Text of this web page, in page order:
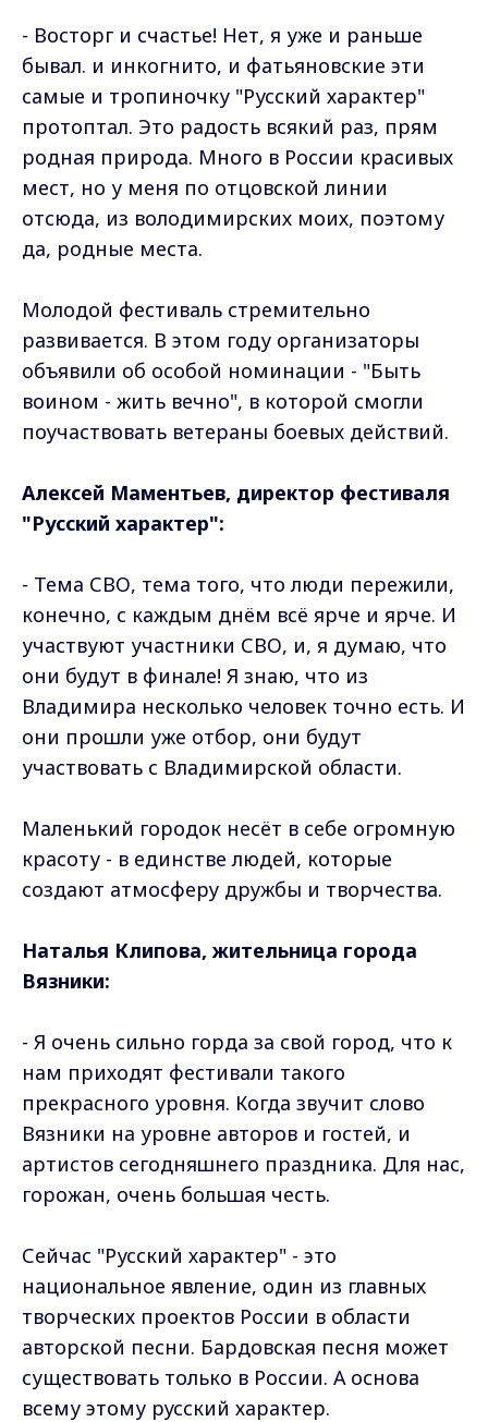
- Восторг и счастье! Нет, я уже и раньше
бывал. и инкогнито, и фатьяновские эти
самые и тропиночку "Русский характер"
протоптал. Это радость всякий раз, прям
родная природа. Много в России красивых
мест, но у меня по отцовской линии
отсюда, из володимирских моих, поэтому
да, родные места.
Молодой фестиваль стремительно
развивается. В этом году организаторы
объявили об особой номинации - "Быть
воином - жить вечно", в которой смогли
поучаствовать ветераны боевых действий.
Алексей Маментьев, директор фестиваля
"Русский характер":
- Тема СВО, тема того, что люди пережили,
конечно, с каждым днём всё ярче и ярче. И
участвуют участники СВО, и, я думаю, что
они будут в финале! Я знаю, что из
Владимира несколько человек точно есть. И
они прошли уже отбор, они будут
участвовать с Владимирской области.
Маленький городок несёт в себе огромную
красоту - в единстве людей, которые
создают атмосферу дружбы и творчества.
Наталья Клипова, жительница города
Вязники:
- Я очень сильно горда за свой город, что к
нам приходят фестивали такого
прекрасного уровня. Когда звучит слово
Вязники на уровне авторов и гостей, и
артистов сегодняшнего праздника. Для нас,
горожан, очень большая честь.
Сейчас "Русский характер" - это
национальное явление, один из главных
творческих проектов России в области
авторской песни. Бардовская песня может
существовать только в России. А основа
всему этому русский характер.